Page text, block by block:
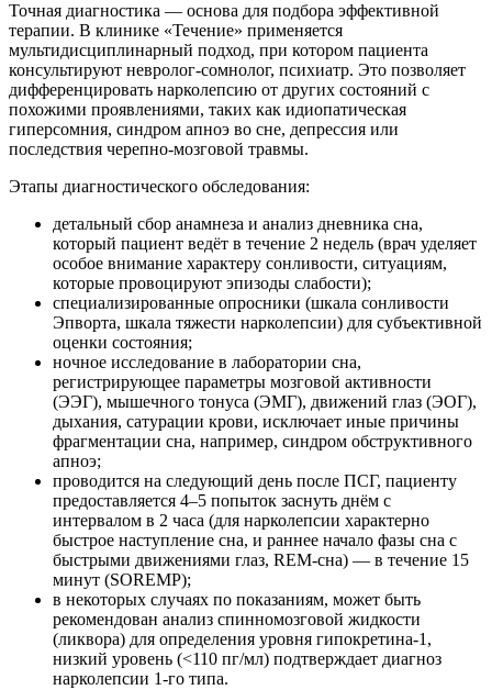
Точная диагностика — основа для подбора эффективной
терапии. В клинике «Течение» применяется
мультидисциплинарный подход, при котором пациента
консультируют невролог-сомнолог, психиатр. Это позволяет
дифференцировать нарколепсию от других состояний с
похожими проявлениями, таких как идиопатическая
гиперсомния, синдром апноэ во сне, депрессия или
последствия черепно-мозговой травмы.
Этапы диагностического обследования:
детальный сбор анамнеза и анализ дневника сна,
который пациент ведёт в течение 2 недель (врач уделяет
особое внимание характеру сонливости, ситуациям,
которые провоцируют эпизоды слабости);
специализированные опросники (шкала сонливости
Эпворта, шкала тяжести нарколепсии) для субъективной
оценки состояния;
ночное исследование в лаборатории сна,
регистрирующее параметры мозговой активности
(ЭЭГ), мышечного тонуса (ЭМГ), движений глаз (ЭОГ),
дыхания, сатурации крови, исключает иные причины
фрагментации сна, например, синдром обструктивного
апноэ;
проводится на следующий день после ПСГ, пациенту
предоставляется 4–5 попыток заснуть днём с
интервалом в 2 часа (для нарколепсии характерно
быстрое наступление сна, и раннее начало фазы сна с
быстрыми движениями глаз, REM-сна) — в течение 15
минут (SOREMP);
в некоторых случаях по показаниям, может быть
рекомендован анализ спинномозговой жидкости
(ликвора) для определения уровня гипокретина-1,
низкий уровень (<110 пг/мл) подтверждает диагноз
нарколепсии 1-го типа.